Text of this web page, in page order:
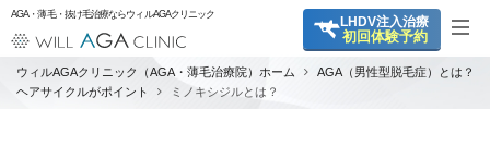
AGA・薄毛・抜け毛治療ならウィルAGAクリニック LHDV注入治療
初回体験予約
ウィルAGAクリニック（AGA・薄毛治療院）ホーム
AGA（男性型脱毛症）とは？
ヘアサイクルがポイント
ミノキシジルとは？